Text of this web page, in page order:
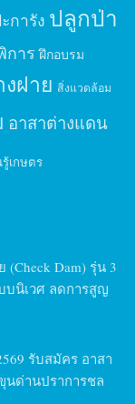
การัง ปลูกป่า
การ ฝึกอบรม
งฝาย สิ่งแวดล้อม
อาสาต่างแดน
รู้เกษตร
Dam) รุ่น 3
นิเวศ ลดการสูญ
รับสมัคร อาสา
นด่านปราการชล